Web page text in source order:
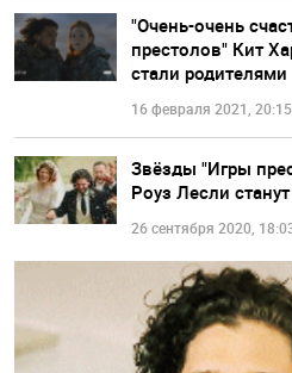
"Очень-очень
престолов" Кит
стали родителями
16 февраля 2021, 20:15
Звёзды "Игры
Роуз Лесли
26 сентября 2020,